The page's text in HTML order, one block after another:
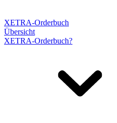
XETRA-Orderbuch
Übersicht
XETRA-Orderbuch?